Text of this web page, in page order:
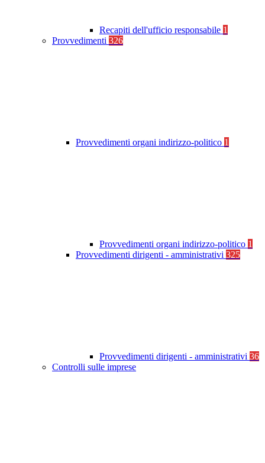
Recapiti dell'ufficio responsabile 1
Provvedimenti 326
Provvedimenti organi indirizzo-politico 1
Provvedimenti organi indirizzo-politico 1
Provvedimenti dirigenti - amministrativi 325
Provvedimenti dirigenti - amministrativi 36
Controlli sulle imprese